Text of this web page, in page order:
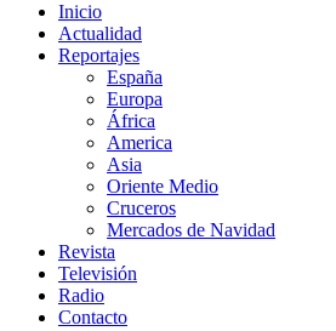
Inicio
Actualidad
Reportajes
España
Europa
África
America
Asia
Oriente Medio
Cruceros
Mercados de Navidad
Revista
Televisión
Radio
Contacto